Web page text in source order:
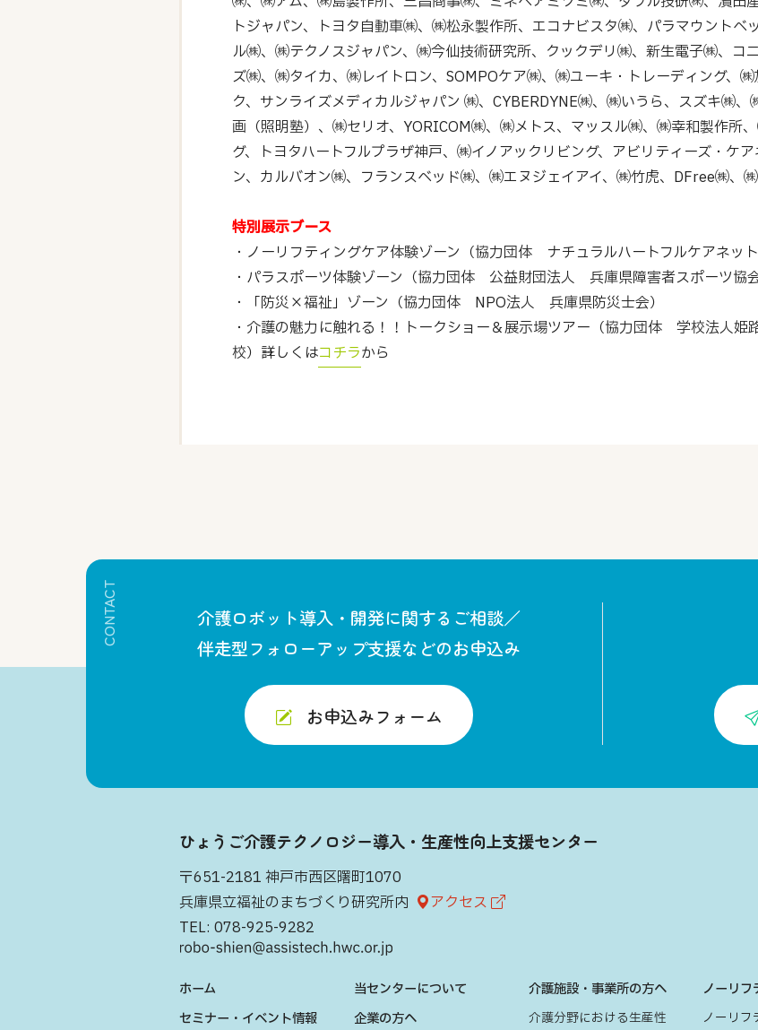
トジャパン、トヨタ自動車㈱、㈱松永製作所、エコナビスタ㈱、パラマウントベ
ル㈱、㈱テクノスジャパン、㈱今仙技術研究所、クックデリ㈱、新生電子㈱、コ
ズ㈱、㈱タイカ、㈱レイトロン、SOMPOケア㈱、㈱ユーキ・トレーディング、
ク、サンライズメディカルジャパン ㈱、CYBERDYNE㈱、㈱いうら、スズキ㈱
画（照明塾）、㈱セリオ、YORICOM㈱、㈱メトス、マッスル㈱、㈱幸和製作所
グ、トヨタハートフルプラザ神戸、㈱イノアックリビング、アビリティーズ・ケ
ン、カルバオン㈱、フランスベッド㈱、㈱エヌジェイアイ、㈱竹虎、DFree㈱、
特別展示ブース
・ノーリフティングケア体験ゾーン（協力団体 ナチュラルハートフルケアネット
・パラスポーツ体験ゾーン（協力団体 公益財団法人 兵庫県障害者スポーツ協会
・「防災×福祉」ゾーン（協力団体 NPO法人 兵庫県防災士会）
・介護の魅力に触れる！！トークショー＆展示場ツアー（協力団体 学校法人
校）→詳しくはコチラから
CONTACT
介護ロボット導入・開発に関するご相談／
伴走型フォローアップ支援などのお申込み
お申込みフォーム
ひょうご介護テクノロジー導入・生産性向上支援センター
〒651-2181 神戸市西区曙町1070
兵庫県立福祉のまちづくり研究所内
アクセス
TEL: 078-925-9282
ホーム
セミナー・イベント情報
当センターについて
企業の方へ
介護施設・事業所の方へ
介護分野における生産性
ノーリフ
ノーリフ